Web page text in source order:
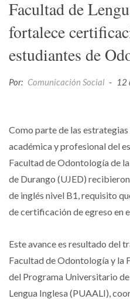
Facultad de
fortalece
estudiantes de
Por: Comunicación Social - 12
Como parte de las
académica y profesional del
Facultad de Odontología de
de Durango (UJED)
de inglés nivel B1, requisito
de certificación de egreso en
Este avance es resultado del
Facultad de Odontología y la
del Programa Universitario
Lengua Inglesa (PUAALI),